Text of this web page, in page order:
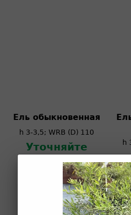
Ель обыкновенная
h 3-3,5; WRB (D) 110
Уточняйте
цену
h